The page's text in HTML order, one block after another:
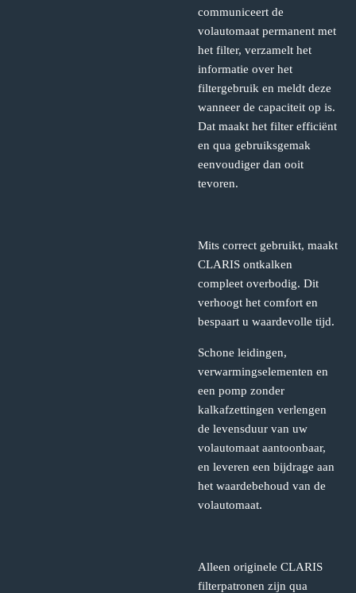
communiceert de
volautomaat permanent met
het filter, verzamelt het
informatie over het
filtergebruik en meldt deze
wanneer de capaciteit op is.
Dat maakt het filter efficiënt
en qua gebruiksgemak
eenvoudiger dan ooit
tevoren.
Mits correct gebruikt, maakt
CLARIS ontkalken
compleet overbodig. Dit
verhoogt het comfort en
bespaart u waardevolle tijd.
Schone leidingen,
verwarmingselementen en
een pomp zonder
kalkafzettingen verlengen
de levensduur van uw
volautomaat aantoonbaar,
en leveren een bijdrage aan
het waardebehoud van de
volautomaat.
Alleen originele CLARIS
filterpatronen zijn qua